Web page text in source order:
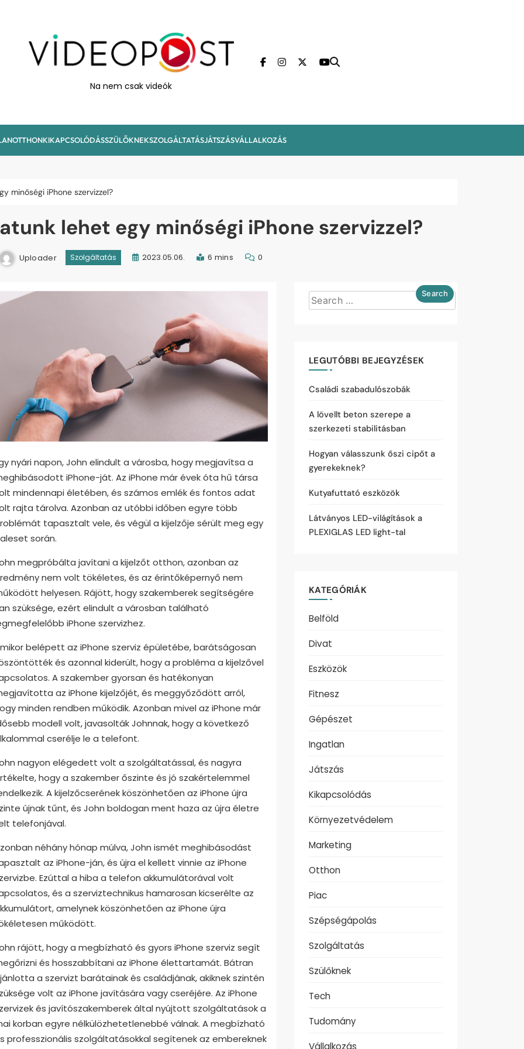
VideoPost
Na nem csak videók
OTTHONKIKAPCSOLÓDÁSSZÜLŐKNEKSZOLGÁLTATÁSJÁTSZÁSVÁLLALKOZÁS
minőségi iPhone szervizzel?
lehet egy minőségi iPhone szervizzel?
Uploader Szolgáltatás 2023.05.06. 6 mins 0
nyári napon, John elindult a városba, hogy megjavítsa a
iPhone-ját. Az iPhone már évek óta hű társa
mindennapi életében, és számos emlék és fontos adat
rajta tárolva. Azonban az utóbbi időben egyre több
tapasztalt vele, és végül a kijelzője sérült meg egy
során.
megpróbálta javítani a kijelzőt otthon, azonban az
nem volt tökéletes, és az érintőképernyő nem
helyesen. Rájött, hogy szakemberek segítségére
szüksége, ezért elindult a városban található
iPhone szervizhez.
belépett az iPhone szerviz épületébe, barátságosan
és azonnal kiderült, hogy a probléma a kijelzővel
A szakember gyorsan és hatékonyan
az iPhone kijelzőjét, és meggyőződött arról,
minden rendben működik. Azonban mivel az iPhone már
modell volt, javasolták Johnnak, hogy a következő
cserélje le a telefont.
nagyon elégedett volt a szolgáltatással, és nagyra
hogy a szakember őszinte és jó szakértelemmel
A kijelzőcserének köszönhetően az iPhone újra
újnak tűnt, és John boldogan ment haza az újra életre
telefonjával.
néhány hónap múlva, John ismét meghibásodást
az iPhone-ján, és újra el kellett vinnie az iPhone
Ezúttal a hiba a telefon akkumulátorával volt
és a szerviztechnikus hamarosan kicserélte az
amelynek köszönhetően az iPhone újra
működött.
rájött, hogy a megbízható és gyors iPhone szerviz segít
és hosszabbítani az iPhone élettartamát. Bátran
a szervizt barátainak és családjának, akiknek szintén
volt az iPhone javítására vagy cseréjére. Az iPhone
és javítószakemberek által nyújtott szolgáltatások a
korban egyre nélkülözhetetlenebbé válnak. A megbízható
professzionális szolgáltatásokkal segítenek az embereknek
LEGUTÓBBI BEJEGYZÉSEK
Családi szabadulószobák
A lövellt beton szerepe a
szerkezeti stabilitásban
Hogyan válasszunk őszi cipőt a
gyerekeknek?
Kutyafuttató eszközök
Látványos LED-világítások a
PLEXIGLAS LED light-tal
KATEGÓRIÁK
Belföld
Divat
Eszközök
Fitnesz
Gépészet
Ingatlan
Játszás
Kikapcsolódás
Környezetvédelem
Marketing
Otthon
Piac
Szépségápolás
Szolgáltatás
Szülőknek
Tech
Tudomány